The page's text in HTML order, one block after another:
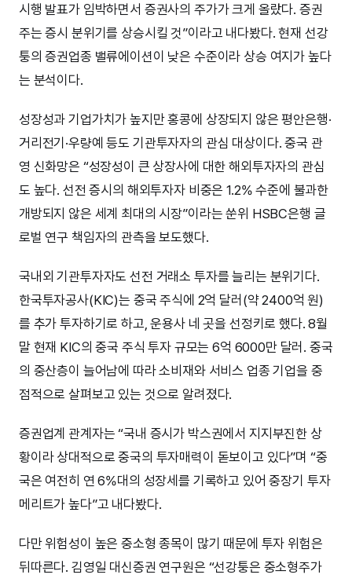
시행 발표가 임박하면서 증권사의 주가가 크게 올랐다. 증권
주는 증시 분위기를 상승시킬 것”이라고 내다봤다. 현재 선강
퉁의 증권업종 밸류에이션이 낮은 수준이라 상승 여지가 높다
는 분석이다.
성장성과 기업가치가 높지만 홍콩에 상장되지 않은 평안은행·
거리전기·우량예 등도 기관투자자의 관심 대상이다. 중국 관
영 신화망은 “성장성이 큰 상장사에 대한 해외투자자의 관심
도 높다. 선전 증시의 해외투자자 비중은 1.2% 수준에 불과한
개방되지 않은 세계 최대의 시장”이라는 쑨위 HSBC은행 글
로벌 연구 책임자의 관측을 보도했다.
국내외 기관투자자도 선전 거래소 투자를 늘리는 분위기다.
한국투자공사(KIC)는 중국 주식에 2억 달러(약 2400억 원)
를 추가 투자하기로 하고, 운용사 네 곳을 선정키로 했다. 8월
말 현재 KIC의 중국 주식 투자 규모는 6억 6000만 달러. 중국
의 중산층이 늘어남에 따라 소비재와 서비스 업종 기업을 중
점적으로 살펴보고 있는 것으로 알려졌다.
증권업계 관계자는 “국내 증시가 박스권에서 지지부진한 상
황이라 상대적으로 중국의 투자매력이 돋보이고 있다”며 “중
국은 여전히 연 6%대의 성장세를 기록하고 있어 중장기 투자
메리트가 높다”고 내다봤다.
다만 위험성이 높은 중소형 종목이 많기 때문에 투자 위험은
뒤따른다. 김영일 대신증권 연구원은 “선강퉁은 중소형주가